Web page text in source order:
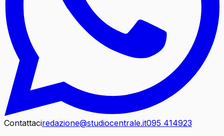
Contattaciredazione@studiocentrale.it095 414923